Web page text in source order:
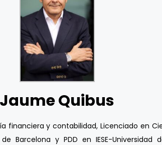
Jaume Quibus
financiera y contabilidad, Licenciado en
Barcelona y PDD en IESE-